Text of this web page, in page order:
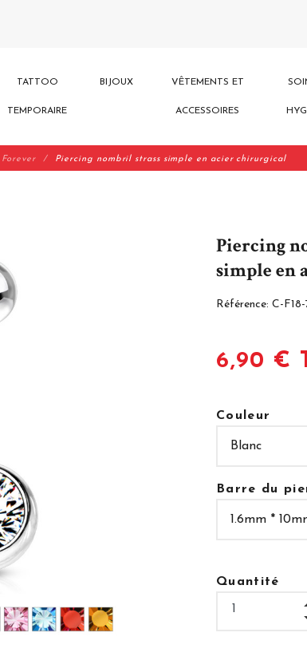
TATTOO
TEMPORAIRE
BIJOUX VÊTEMENTS ET
ACCESSOIRES
Piercing nombril strass simple en acier chirurgical
Piercing
simple en
Référence: C-
6,90 €
Couleur
Barre du
Quantité